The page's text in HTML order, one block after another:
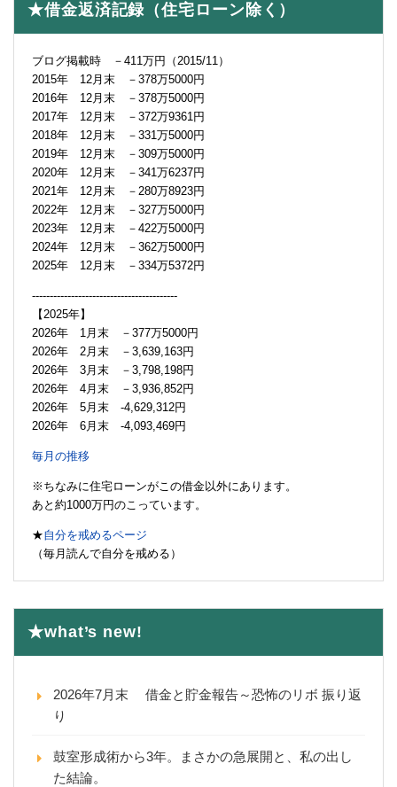
★借金返済記録（住宅ローン除く）
ブログ掲載時 －411万円（2015/11）
2015年 12月末 －378万5000円
2016年 12月末 －378万5000円
2017年 12月末 －372万9361円
2018年 12月末 －331万5000円
2019年 12月末 －309万5000円
2020年 12月末 －341万6237円
2021年 12月末 －280万8923円
2022年 12月末 －327万5000円
2023年 12月末 －422万5000円
2024年 12月末 －362万5000円
2025年 12月末 －334万5372円
-----------------------------------------
【2025年】
2026年 1月末 －377万5000円
2026年 2月末 －3,639,163円
2026年 3月末 －3,798,198円
2026年 4月末 －3,936,852円
2026年 5月末 -4,629,312円
2026年 6月末 -4,093,469円
毎月の推移
※ちなみに住宅ローンがこの借金以外にあります。
あと約1000万円のこっています。
★自分を戒めるページ
（毎月読んで自分を戒める）
★what’s new!
2026年7月末 借金と貯金報告～恐怖のリボ 振り返
り
鼓室形成術から3年。まさかの急展開と、私の出し
た結論。